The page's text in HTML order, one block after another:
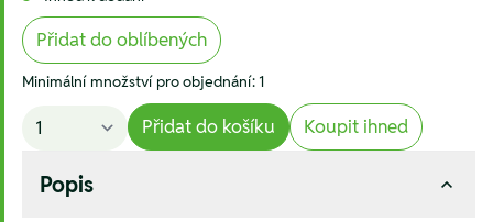
Přidat do oblíbených
Minimální množství pro objednání: 1
Přidat do košíku Koupit ihned
Popis